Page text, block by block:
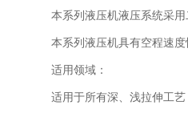
本系列液压机液压系统采
本系列液压机具有空程速
适用领域：
适用于所有深、浅拉伸工